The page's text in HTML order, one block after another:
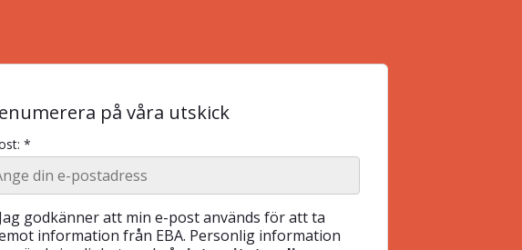
på våra utskick
*
Jag godkänner att min e-post används för att ta
information från EBA. Personlig information